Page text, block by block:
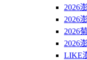
2026
2026
2026
2026
LIKE